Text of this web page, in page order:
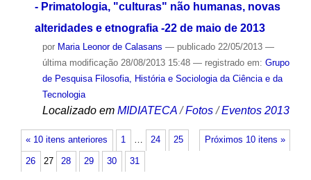
- Primatologia, "culturas" não humanas, novas
alteridades e etnografia -22 de maio de 2013
por Maria Leonor de Calasans — publicado22/05/2013 —
última modificação28/08/2013 15:48 — registrado em: Grupo
de Pesquisa Filosofia, História e Sociologia da Ciência e da
Tecnologia
Localizado em MIDIATECA /Fotos /Eventos 2013
« 10 itens anteriores Próximos 10 itens »
1 … 24 25
26 27 28 29 30 31